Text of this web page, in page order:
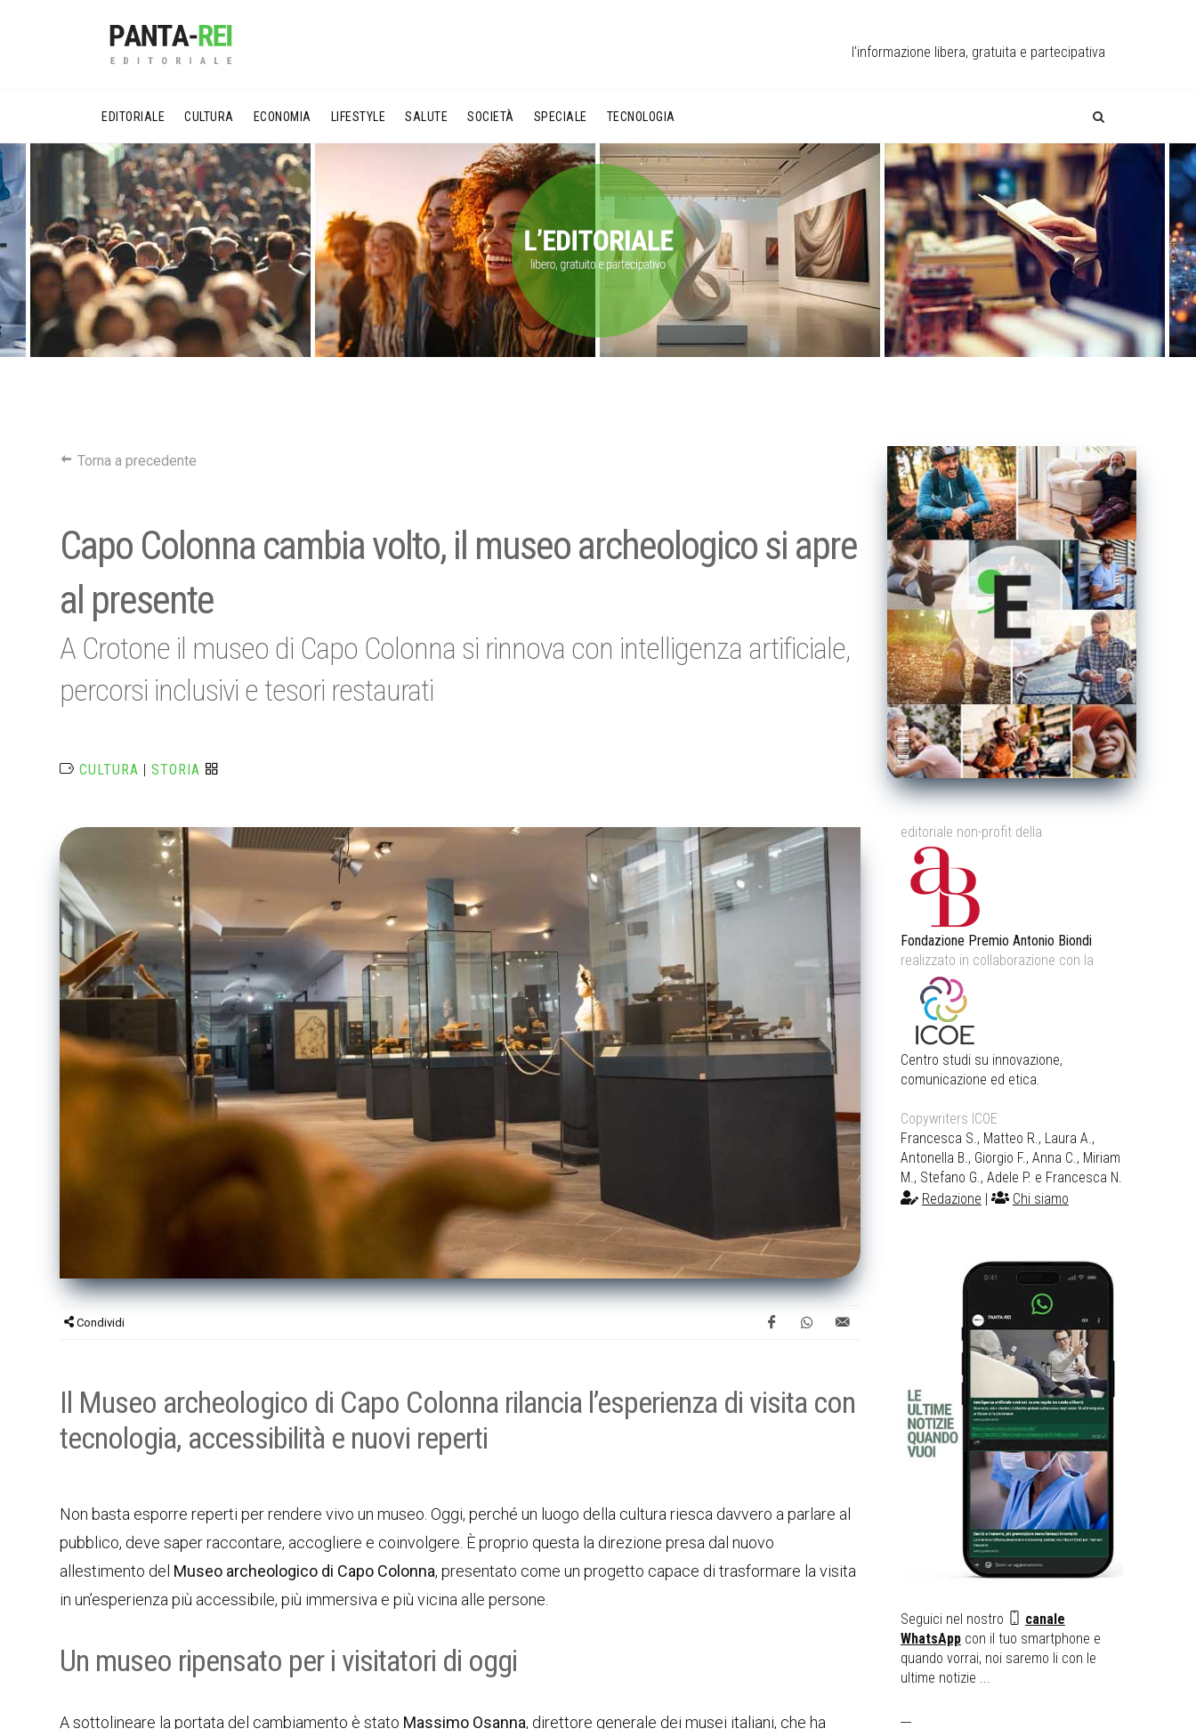
l'informazione libera, gratuita e partecipativa
EDITORIALE CULTURA ECONOMIA LIFESTYLE SALUTE SOCIETÀ SPECIALE TECNOLOGIA
Torna a precedente
Capo Colonna cambia volto, il museo archeologico si apre
al presente
A Crotone il museo di Capo Colonna si rinnova con intelligenza artificiale,
percorsi inclusivi e tesori restaurati
CULTURA |STORIA
Condividi
Il Museo archeologico di Capo Colonna rilancia l’esperienza di visita con
tecnologia, accessibilità e nuovi reperti
Non basta esporre reperti per rendere vivo un museo. Oggi, perché un luogo della cultura riesca davvero a parlare al
pubblico, deve saper raccontare, accogliere e coinvolgere. È proprio questa la direzione presa dal nuovo
allestimento del Museo archeologico di Capo Colonna, presentato come un progetto capace di trasformare la visita
in un’esperienza più accessibile, più immersiva e più vicina alle persone.
Un museo ripensato per i visitatori di oggi
A sottolineare la portata del cambiamento è stato Massimo Osanna, direttore generale dei musei italiani, che ha
editoriale non-profit della
Fondazione Premio Antonio Biondi
realizzato in collaborazione con la
Centro studi su innovazione,
comunicazione ed etica.
Copywriters ICOE
Francesca S., Matteo R., Laura A.,
Antonella B., Giorgio F., Anna C., Miriam
M., Stefano G., Adele P. e Francesca N.
Redazione
Chi siamo
Seguici nel nostro
canale
WhatsAppcon il tuo smartphone e
quando vorrai, noi saremo li con le
ultime notizie ...